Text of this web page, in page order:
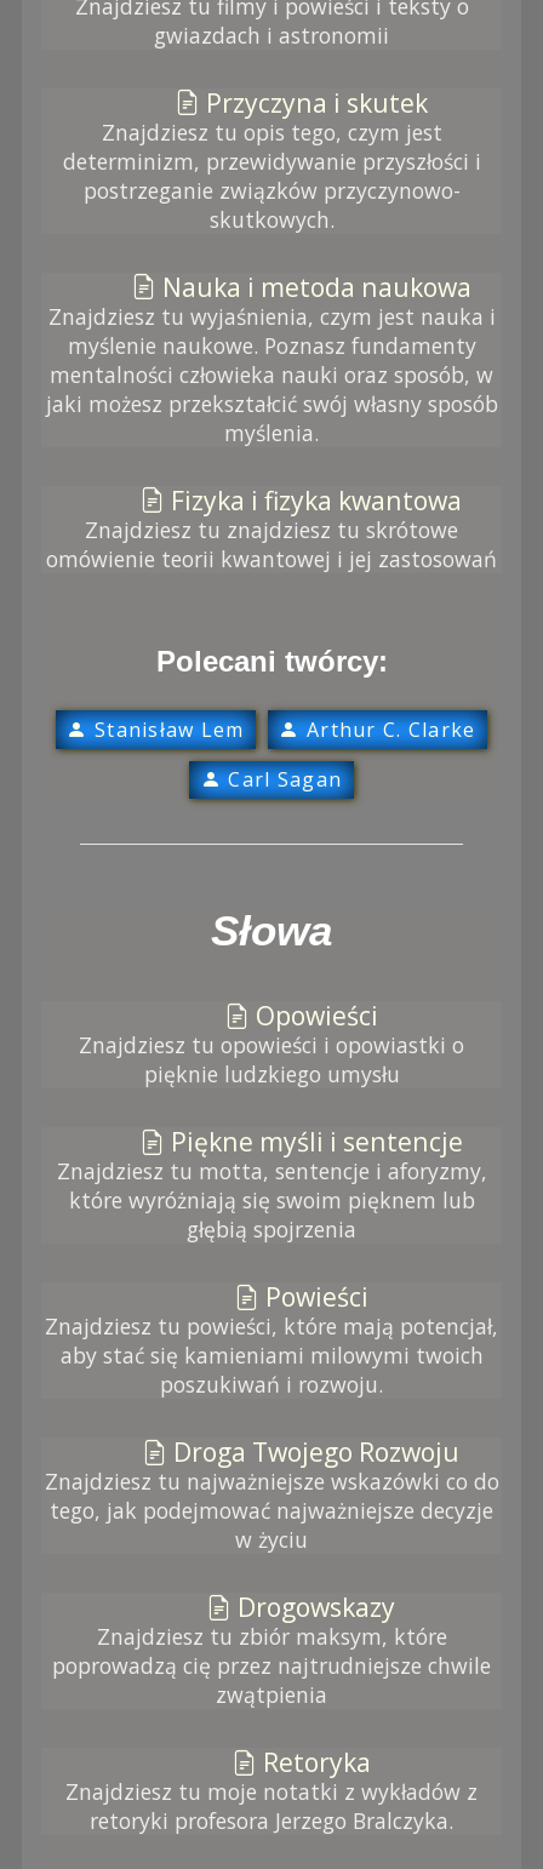
gwiazdach i astronomii
Przyczyna i skutek
Znajdziesz tu opis tego, czym jest
determinizm, przewidywanie przyszłości i
postrzeganie związków przyczynowo-
skutkowych.
Nauka i metoda naukowa
Znajdziesz tu wyjaśnienia, czym jest nauka i
myślenie naukowe. Poznasz fundamenty
mentalności człowieka nauki oraz sposób, w
jaki możesz przekształcić swój własny sposób
myślenia.
Fizyka i fizyka kwantowa
Znajdziesz tu znajdziesz tu skrótowe
omówienie teorii kwantowej i jej zastosowań
Polecani twórcy:
Stanisław Lem
Arthur C. Clarke
Carl Sagan
Słowa
Opowieści
Znajdziesz tu opowieści i opowiastki o
pięknie ludzkiego umysłu
Piękne myśli i sentencje
Znajdziesz tu motta, sentencje i aforyzmy,
które wyróżniają się swoim pięknem lub
głębią spojrzenia
Powieści
Znajdziesz tu powieści, które mają potencjał,
aby stać się kamieniami milowymi twoich
poszukiwań i rozwoju.
Droga Twojego Rozwoju
Znajdziesz tu najważniejsze wskazówki co do
tego, jak podejmować najważniejsze decyzje
w życiu
Drogowskazy
Znajdziesz tu zbiór maksym, które
poprowadzą cię przez najtrudniejsze chwile
zwątpienia
Retoryka
Znajdziesz tu moje notatki z wykładów z
retoryki profesora Jerzego Bralczyka.